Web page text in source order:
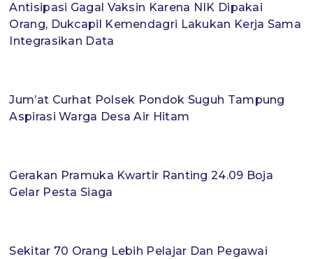
Antisipasi Gagal Vaksin Karena NIK Dipakai
Orang, Dukcapil Kemendagri Lakukan Kerja Sama
Integrasikan Data
Jum’at Curhat Polsek Pondok Suguh Tampung
Aspirasi Warga Desa Air Hitam
Gerakan Pramuka Kwartir Ranting 24.09 Boja
Gelar Pesta Siaga
Sekitar 70 Orang Lebih Pelajar Dan Pegawai